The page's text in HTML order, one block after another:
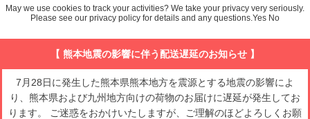
【 熊本地震の影響に伴う配送遅延のお知らせ 】
7月28日に発生した熊本県熊本地方を震源とする地震の影響によ
り、熊本県および九州地方向けの荷物のお届けに遅延が発生してお
ります。 ご迷惑をおかけいたしますが、ご理解のほどよろしくお願
May we use cookies to track your activities? We take your privacy very seriously.
Please see our privacy policy for details and any questions.Yes No